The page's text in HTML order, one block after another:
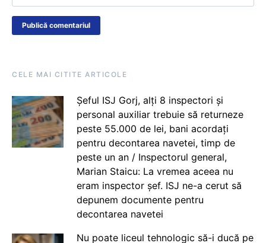
CELE MAI CITITE ARTICOLE
Șeful ISJ Gorj, alți 8 inspectori și
personal auxiliar trebuie să returneze
peste 55.000 de lei, bani acordați
pentru decontarea navetei, timp de
peste un an / Inspectorul general,
Marian Staicu: La vremea aceea nu
eram inspector șef. ISJ ne-a cerut să
depunem documente pentru
decontarea navetei
Nu poate liceul tehnologic să-i ducă pe